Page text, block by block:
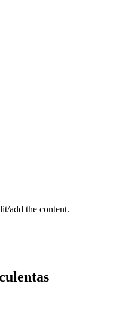
add the content.